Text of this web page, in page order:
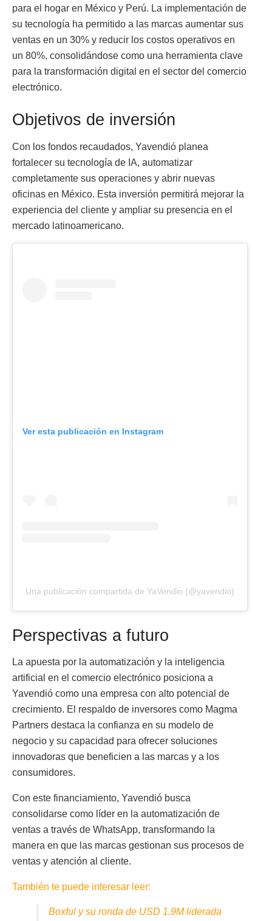
para el hogar en México y Perú. La implementación de
su tecnología ha permitido a las marcas aumentar sus
ventas en un 30% y reducir los costos operativos en
un 80%, consolidándose como una herramienta clave
para la transformación digital en el sector del comercio
electrónico.
Objetivos de inversión
Con los fondos recaudados, Yavendió planea
fortalecer su tecnología de IA, automatizar
completamente sus operaciones y abrir nuevas
oficinas en México. Esta inversión permitirá mejorar la
experiencia del cliente y ampliar su presencia en el
mercado latinoamericano.
Ver esta publicación en Instagram
Una publicación compartida de YaVendio (@yavendio)
Perspectivas a futuro
La apuesta por la automatización y la inteligencia
artificial en el comercio electrónico posiciona a
Yavendió como una empresa con alto potencial de
crecimiento. El respaldo de inversores como Magma
Partners destaca la confianza en su modelo de
negocio y su capacidad para ofrecer soluciones
innovadoras que beneficien a las marcas y a los
consumidores.
Con este financiamiento, Yavendió busca
consolidarse como líder en la automatización de
ventas a través de WhatsApp, transformando la
manera en que las marcas gestionan sus procesos de
ventas y atención al cliente.
También te puede interesar leer:
Boxful y su ronda de USD 1.9M liderada